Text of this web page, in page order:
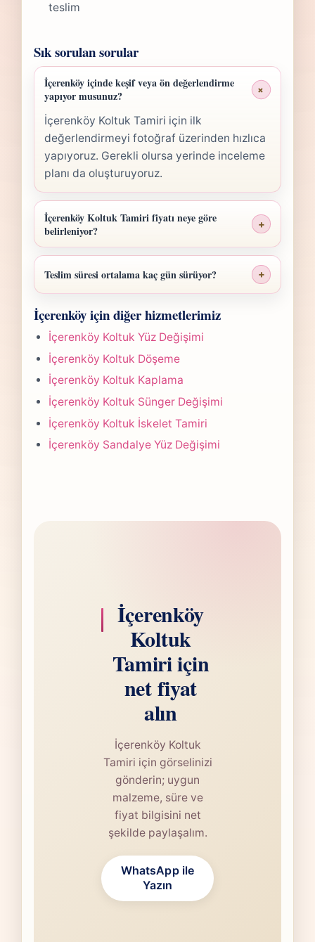
teslim
Sık sorulan sorular
İçerenköy içinde keşif veya ön değerlendirme
yapıyor musunuz?
+
İçerenköy Koltuk Tamiri için ilk
değerlendirmeyi fotoğraf üzerinden hızlıca
yapıyoruz. Gerekli olursa yerinde inceleme
planı da oluşturuyoruz.
İçerenköy Koltuk Tamiri fiyatı neye göre
belirleniyor?
+
İçerenköy Koltuk Tamiri fiyatı; ölçü,
malzeme sınıfı, işçilik yoğunluğu ve teslim
planına göre belirlenir. Fotoğraf
gönderdiğinizde hızlıca anlaşılır bir aralık
paylaşırız.
Teslim süresi ortalama kaç gün sürüyor? +
yapılan işlemin kapsamına göre değişir.
Çoğu projede 5-7 iş günü hedefiyle çalışır,
olası değişikliği önceden bildiririz.
İçerenköy için diğer hizmetlerimiz
İçerenköy Koltuk Yüz Değişimi
İçerenköy Koltuk Döşeme
İçerenköy Koltuk Kaplama
İçerenköy Koltuk Sünger Değişimi
İçerenköy Koltuk İskelet Tamiri
İçerenköy Sandalye Yüz Değişimi
İçerenköy
Koltuk
Tamiri için
net fiyat
alın
İçerenköy Koltuk
Tamiri için görselinizi
gönderin; uygun
malzeme, süre ve
fiyat bilgisini net
şekilde paylaşalım.
WhatsApp ile
Yazın